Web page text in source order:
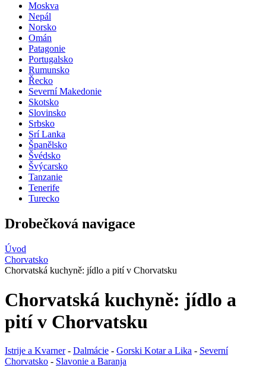
Moskva
Nepál
Norsko
Omán
Patagonie
Portugalsko
Rumunsko
Řecko
Severní Makedonie
Skotsko
Slovinsko
Srbsko
Srí Lanka
Španělsko
Švédsko
Švýcarsko
Tanzanie
Tenerife
Turecko
Drobečková navigace
Úvod
Chorvatsko
Chorvatská kuchyně: jídlo a pití v Chorvatsku
Chorvatská kuchyně: jídlo a
pití v Chorvatsku
Istrije a Kvarner- Dalmácie - Gorski Kotar a Lika - Severní
Chorvatsko - Slavonie a Baranja